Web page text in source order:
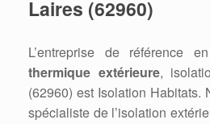
Laires (62960)
L’entreprise de référence
thermique extérieure,
(62960) est Isolation Habitats.
spécialiste de l’isolation